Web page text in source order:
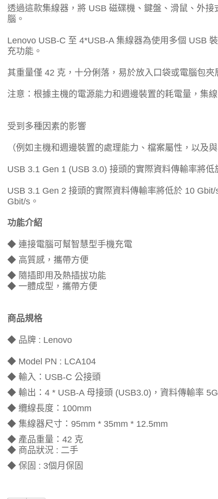
透過這款集線器，將 USB 磁碟機、鍵盤、滑鼠、外
腦。
Lenovo USB-C 至 4*USB-A 集線器為使用多個 USB
充功能。
其重量僅 42 克，十分俐落，易於放入口袋或電腦包
注意：根據主機的電源能力和週邊裝置的耗電量，集
受到多種因素的影響
（例如主機和週邊裝置的處理能力、檔案屬性，以及
USB 3.1 Gen 1 (USB 3.0) 接頭的實際資料傳輸率將低
USB 3.1 Gen 2 接頭的實際資料傳輸率將低於 10
Gbit/s。
功能介紹
◆ 連接電腦可幫智慧型手機充電
◆ 高質感，攜帶方便
◆ 隨插即用及熱插拔功能
◆ 一體成型，攜帶方便
商品規格
◆ 品牌 : Lenovo
◆ Model PN : LCA104
◆ 輸入：USB-C 公接頭
◆ 輸出：4 * USB-A 母接頭 (USB3.0)，資料傳輸率
◆ 纜線長度：100mm
◆ 集線器尺寸：95mm * 35mm * 12.5mm
◆ 產品重量：42 克
◆ 商品狀況 : 二手
◆ 保固 : 3個月保固